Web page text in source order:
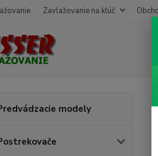
Zavlažovanie na kľúč
modely